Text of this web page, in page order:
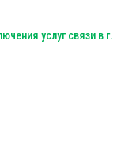
услуг связи в г.